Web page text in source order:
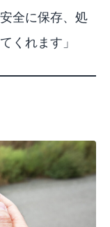
全に保存、処
くれます」